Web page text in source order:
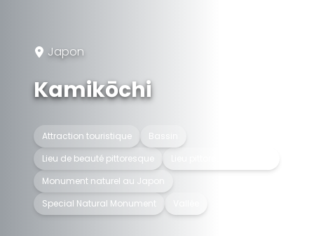
Japon
Kamikōchi
Attraction touristique
Bassin
Lieu de beauté pittoresque
Monument naturel au Japon
Special Natural Monument